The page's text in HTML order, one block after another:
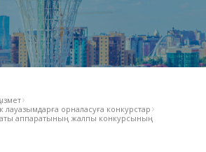
лауазымдарға орналасуға конкурстар
аппаратының жалпы конкурсының